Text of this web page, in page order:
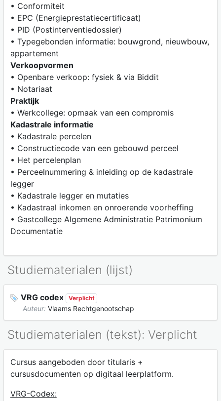
• Conformiteit
• EPC (Energieprestatiecertificaat)
• PID (Postinterventiedossier)
• Typegebonden informatie: bouwgrond, nieuwbouw,
appartement
Verkoopvormen
• Openbare verkoop: fysiek & via Biddit
• Notariaat
Praktijk
• Werkcollege: opmaak van een compromis
Kadastrale informatie
• Kadastrale percelen
• Constructiecode van een gebouwd perceel
• Het percelenplan
• Perceelnummering & inleiding op de kadastrale
legger
• Kadastrale legger en mutaties
• Kadastraal inkomen en onroerende voorheffing
• Gastcollege Algemene Administratie Patrimonium
Documentatie
Studiematerialen (lijst)
VRG codex Verplicht
Auteur: Vlaams Rechtgenootschap
Studiematerialen (tekst): Verplicht
Cursus aangeboden door titularis +
cursusdocumenten op digitaal leerplatform.
VRG-Codex: